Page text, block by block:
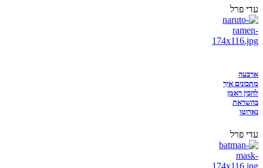
עדי פרל
ארבעה
מתכונים איך
להכין ראמן
בהשראת
נארוטו
עדי פרל